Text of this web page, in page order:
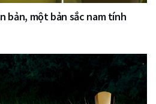
bản, một bản sắc nam tính